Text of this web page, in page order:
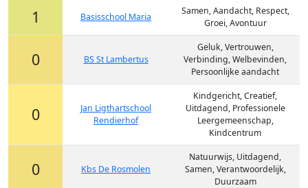
1 Basisschool Maria
Samen, Aandacht, Respect,
Groei, Avontuur
0 BS St Lambertus
Geluk, Vertrouwen,
Verbinding, Welbevinden,
Persoonlijke aandacht
0
Jan Ligthartschool
Rendierhof
Kindgericht, Creatief,
Uitdagend, Professionele
Leergemeenschap,
Kindcentrum
0 Kbs De Rosmolen
Natuurwijs, Uitdagend,
Samen, Verantwoordelijk,
Duurzaam